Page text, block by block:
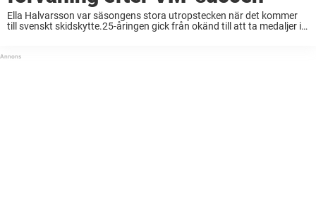
Ella Halvarsson var säsongens stora utropstecken när det kommer
till svenskt skidskytte.25-åringen gick från okänd till att ta medaljer i